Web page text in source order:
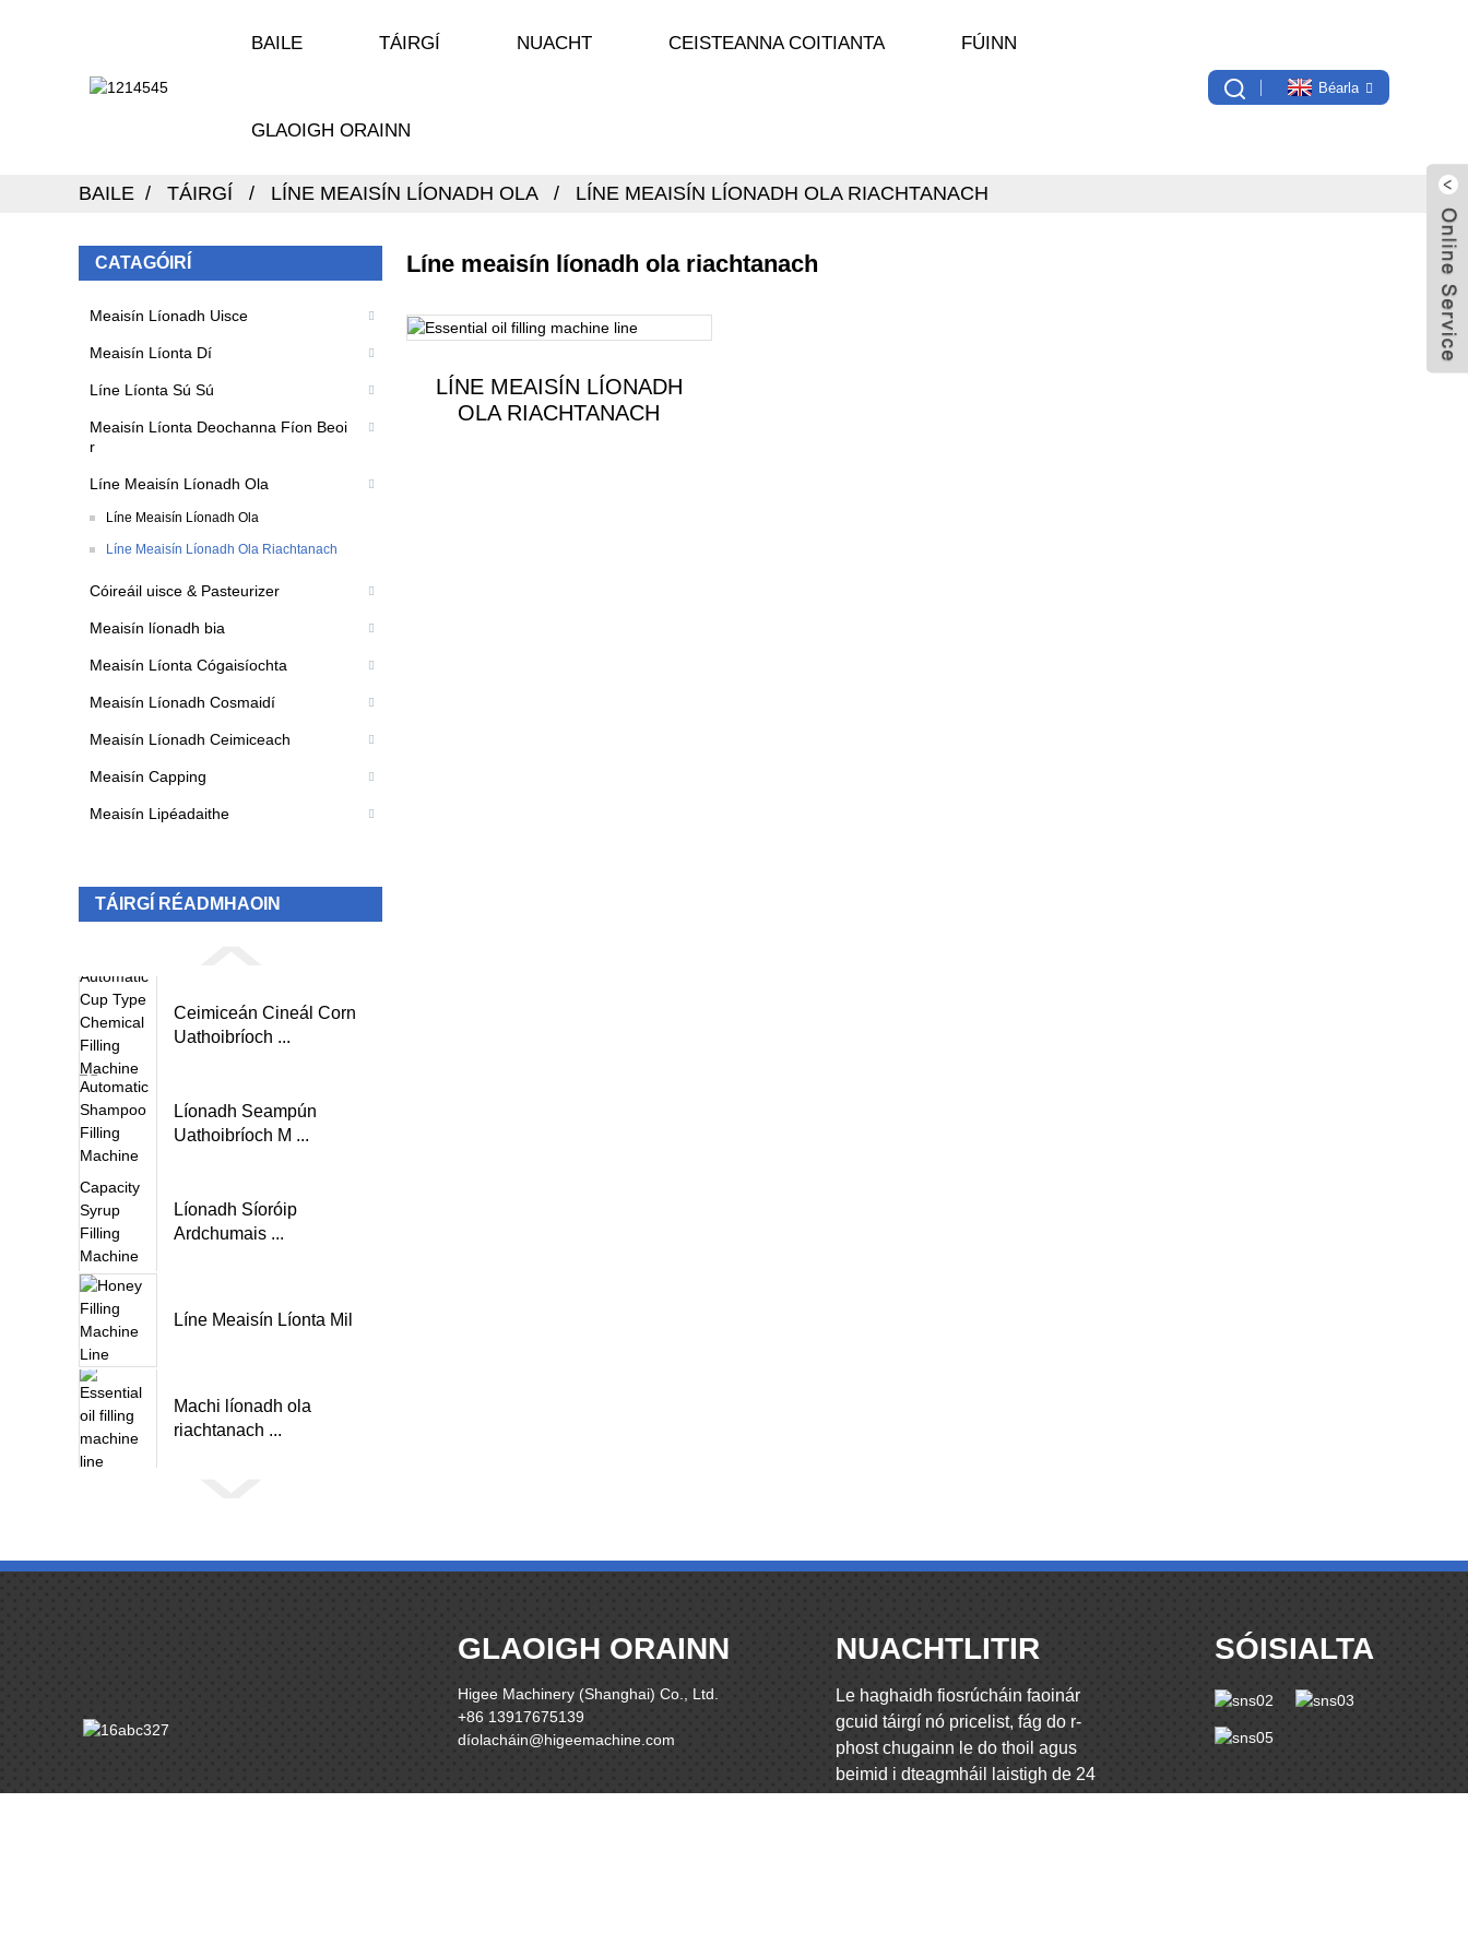
BAILE TÁIRGÍ NUACHT CEISTEANNA COITIANTA FÚINN
GLAOIGH ORAINN
Béarla
BAILE TÁIRGÍ LÍNE MEAISÍN LÍONADH OLA LÍNE MEAISÍN LÍONADH OLA RIACHTANACH
CATAGÓIRÍ
Meaisín Líonadh Uisce
Meaisín Líonta Dí
Líne Líonta Sú Sú
Meaisín Líonta Deochanna Fíon Beoi
r
Líne Meaisín Líonadh Ola
Líne Meaisín Líonadh Ola
Líne Meaisín Líonadh Ola Riachtanach
Cóireáil uisce & Pasteurizer
Meaisín líonadh bia
Meaisín Líonta Cógaisíochta
Meaisín Líonadh Cosmaidí
Meaisín Líonadh Ceimiceach
Meaisín Capping
Meaisín Lipéadaithe
TÁIRGÍ RÉADMHAOIN
Ceimiceán Cineál Corn
Uathoibríoch ...
Líonadh Seampún
Uathoibríoch M ...
Líonadh Síoróip
Ardchumais ...
Líne Meaisín Líonta Mil
Machi líonadh ola
riachtanach ...
Líne meaisín líonadh ola riachtanach
LÍNE MEAISÍN LÍONADH
OLA RIACHTANACH
GLAOIGH ORAINN
Higee Machinery (Shanghai) Co., Ltd.
+86 13917675139
díolacháin@higeemachine.com
NUACHTLITIR
Le haghaidh fiosrúcháin faoinár
gcuid táirgí nó pricelist, fág do r-
phost chugainn le do thoil agus
beimid i dteagmháil laistigh de 24
SÓISIALTA